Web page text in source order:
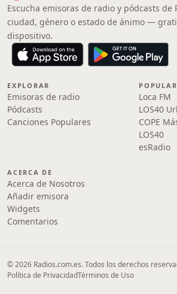
Escucha emisoras de radio y pódcasts de
ciudad, género o estado de ánimo —
dispositivo.
EXPLORAR
Emisoras de radio
Pódcasts
Canciones Populares
Loca FM
LOS40
COPE
LOS40
esRadio
ACERCA DE
Acerca de Nosotros
Añadir emisora
Widgets
Comentarios
© 2026 Radios.com.es. Todos los derechos
Política de PrivacidadTérminos de Uso